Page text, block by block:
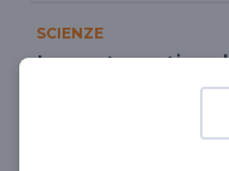
SCIENZE
La matematica
Il video della